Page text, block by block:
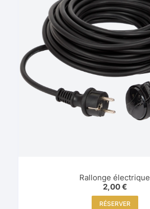
Rallonge électrique
2,00€
RÉSERVER